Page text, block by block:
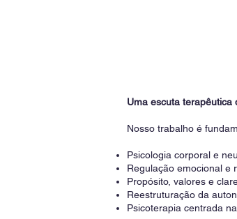
Uma escuta terapêutica
Nosso trabalho é
Psicologia corporal e
Regulação emocional e
Propósito, valores e
Reestruturação da
Psicoterapia centrada